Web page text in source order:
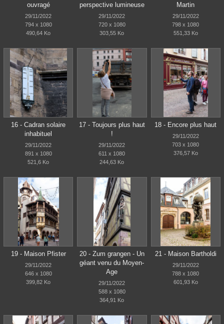
ouvragé
29/11/2022
794 x 1080
490,64 Ko
perspective lumineuse
29/11/2022
720 x 1080
303,55 Ko
Martin
29/11/2022
798 x 1080
551,33 Ko
16 - Cadran solaire
inhabituel
29/11/2022
891 x 1080
521,6 Ko
17 - Toujours plus haut
!
29/11/2022
611 x 1080
244,63 Ko
18 - Encore plus haut
29/11/2022
703 x 1080
376,57 Ko
19 - Maison Pfister
29/11/2022
646 x 1080
399,82 Ko
20 - Zum grangen - Un
géant venu du Moyen-
Age
29/11/2022
588 x 1080
364,91 Ko
21 - Maison Bartholdi
29/11/2022
788 x 1080
601,93 Ko